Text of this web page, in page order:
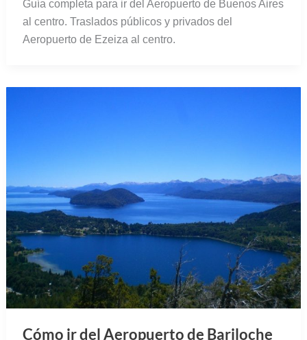
Guía completa para ir del Aeropuerto de Buenos Aires
al centro. Traslados públicos y privados del
Aeropuerto de Ezeiza al centro.
Cómo ir del Aeropuerto de Bariloche